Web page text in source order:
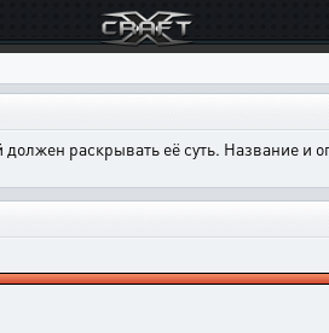
раскрывать её суть. Название